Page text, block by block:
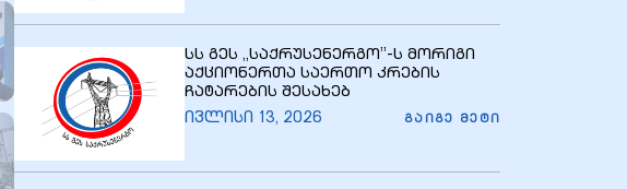
სს გეს ,,საქრუსენერგო’’-ს მორიგი
აქციონერთა საერთო კრების
ჩატარების შესახებ
ივლისი 13, 2026 ᲒᲐᲘᲒᲔ ᲛᲔᲢᲘ